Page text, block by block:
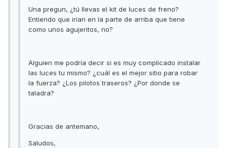
Una pregun, ¿tú llevas el kit de luces de freno?
Entiendo que irían en la parte de arriba que tiene
como unos agujeritos, no?
Alguien me podría decir si es muy complicado instalar
las luces tu mismo? ¿cuál es el mejor sitio para robar
la fuerza? ¿Los pilotos traseros? ¿Por donde se
taladra?
Gracias de antemano,
Saludos,